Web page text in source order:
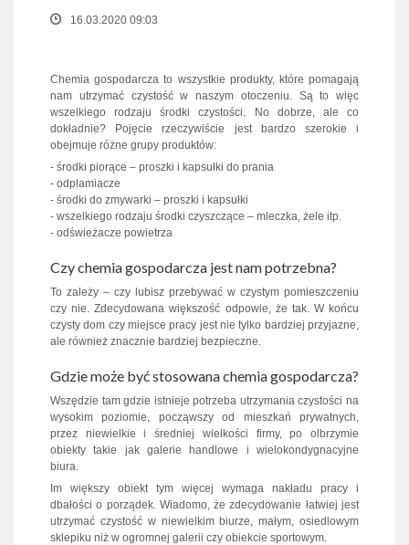
16.03.2020 09:03
Chemia gospodarcza to wszystkie produkty, które pomagają
nam utrzymać czystość w naszym otoczeniu. Są to więc
wszelkiego rodzaju środki czystości. No dobrze, ale co
dokładnie? Pojęcie rzeczywiście jest bardzo szerokie i
obejmuje różne grupy produktów:
- środki piorące – proszki i kapsułki do prania
- odplamiacze
- środki do zmywarki – proszki i kapsułki
- wszelkiego rodzaju środki czyszczące – mleczka, żele itp.
- odświeżacze powietrza
Czy chemia gospodarcza jest nam potrzebna?
To zależy – czy lubisz przebywać w czystym pomieszczeniu
czy nie. Zdecydowana większość odpowie, że tak. W końcu
czysty dom czy miejsce pracy jest nie tylko bardziej przyjazne,
ale również znacznie bardziej bezpieczne.
Gdzie może być stosowana chemia gospodarcza?
Wszędzie tam gdzie istnieje potrzeba utrzymania czystości na
wysokim poziomie, począwszy od mieszkań prywatnych,
przez niewielkie i średniej wielkości firmy, po olbrzymie
obiekty takie jak galerie handlowe i wielokondygnacyjne
biura.
Im większy obiekt tym więcej wymaga nakładu pracy i
dbałości o porządek. Wiadomo, że zdecydowanie łatwiej jest
utrzymać czystość w niewielkim biurze, małym, osiedlowym
sklepiku niż w ogromnej galerii czy obiekcie sportowym.